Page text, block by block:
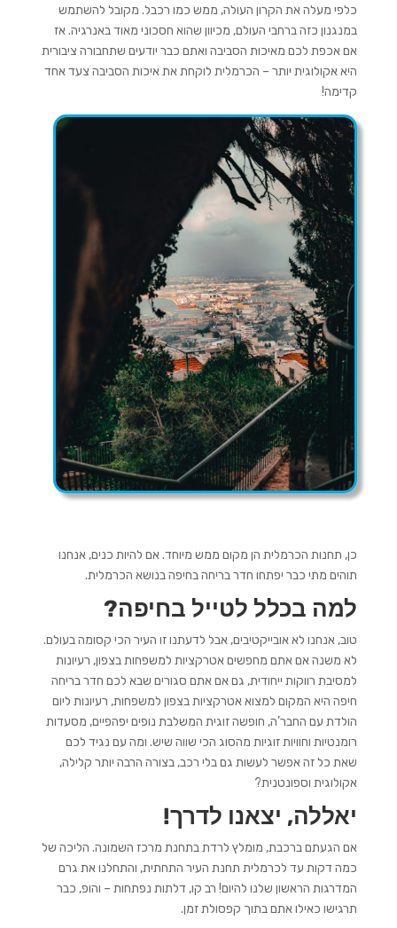
כלפי מעלה את הקרון העולה, ממש כמו רכבל. מקובל להשתמש
במנגנון כזה ברחבי העולם, מכיוון שהוא חסכוני מאוד באנרגיה. אז
אם אכפת לכם מאיכות הסביבה ואתם כבר יודעים שתחבורה ציבורית
היא אקולוגית יותר – הכרמלית לוקחת את איכות הסביבה צעד אחד
קדימה!
כן, תחנות הכרמלית הן מקום ממש מיוחד. אם להיות כנים, אנחנו
תוהים מתי כבר יפתחו חדר בריחה בחיפהבנושא הכרמלית.
למה בכלל לטייל בחיפה?
טוב, אנחנו לא אובייקטיבים, אבל לדעתנו זו העיר הכי קסומה בעולם.
לא משנה אם אתם מחפשיםאטרקציות למשפחות בצפון, רעיונות
למסיבת רווקות ייחודית, גם אם אתם סגורים שבא לכם חדר בריחה
חיפההיא המקום למצואאטרקציות בצפון למשפחות, רעיונות ליום
הולדת עם החבר’ה,חופשה זוגית המשלבת נופים יפהפיים, מסעדות
רומנטיות וחוויות זוגיות מהסוג הכי שווה שיש. ומה עם נגיד לכם
שאת כל זה אפשר לעשות גם בלי רכב, בצורה הרבה יותר קלילה,
אקולוגית וספונטנית?
יאללה, יצאנו לדרך!
אם הגעתם ברכבת, מומלץ לרדת בתחנת מרכז השמונה. הליכה של
כמה דקות עד לכרמלית תחנת העיר התחתית, והתחלנו את גרם
המדרגות הראשון שלנו להיום! רב קו, דלתות נפתחות – והופ, כבר
תרגישו כאילו אתם בתוך קפסולת זמן.